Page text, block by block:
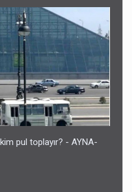
pul toplayır? - AYNA-